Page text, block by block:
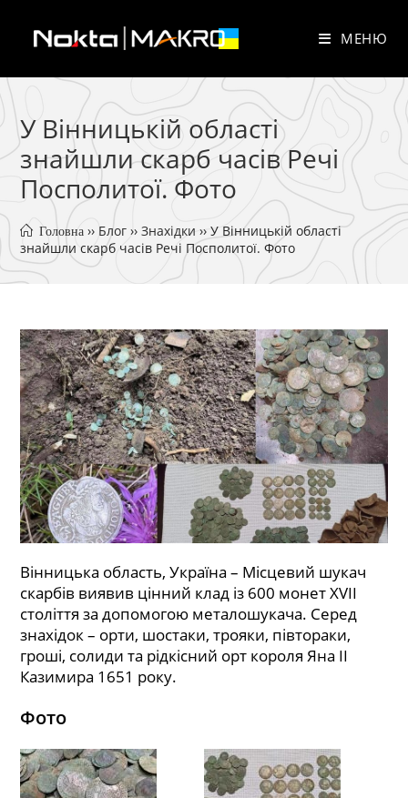
вмісту
МЕНЮ
У Вінницькій області
знайшли скарб часів Речі
Посполитої. Фото
Головна ›› Блог ›› Знахідки ›› У Вінницькій області
знайшли скарб часів Речі Посполитої. Фото
Вінницька область, Україна – Місцевий шукач
скарбів виявив цінний клад із 600 монет XVII
століття за допомогою металошукача. Серед
знахідок – орти, шостаки, трояки, півтораки,
гроші, солиди та рідкісний орт короля Яна II
Казимира 1651 року.
Фото